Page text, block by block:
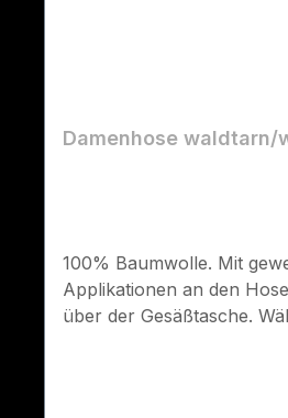
Damenhose waldtarn/
100% Baumwolle. Mit
Applikationen an den
über der Gesäßtasche.